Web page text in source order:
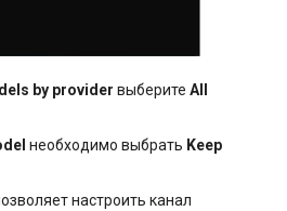
by provider выберите All
необходимо выбрать Keep
настроить канал